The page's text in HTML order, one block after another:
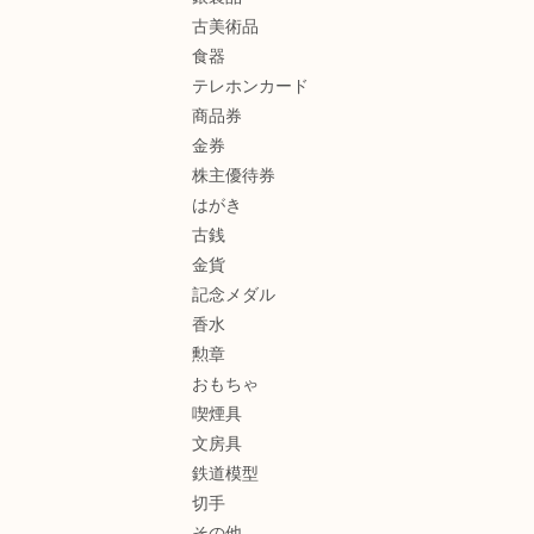
古美術品
食器
テレホンカード
商品券
金券
株主優待券
はがき
古銭
金貨
記念メダル
香水
勲章
おもちゃ
喫煙具
文房具
鉄道模型
切手